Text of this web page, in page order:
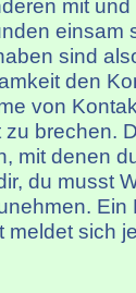
mit
einsam
sind
den
von
brechen.
mit denen
du musst
Ein
sich